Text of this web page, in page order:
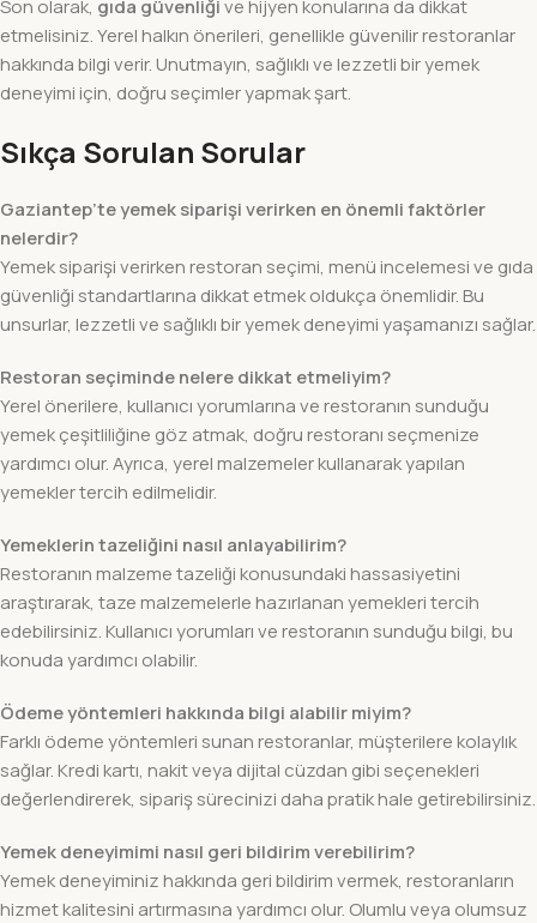
Son olarak, gıda güvenliğive hijyen konularına da dikkat
etmelisiniz. Yerel halkın önerileri, genellikle güvenilir restoranlar
hakkında bilgi verir. Unutmayın, sağlıklı ve lezzetli bir yemek
deneyimi için, doğru seçimler yapmak şart.
Sıkça Sorulan Sorular
Gaziantep’te yemek siparişi verirken en önemli faktörler
nelerdir?
Yemek siparişi verirken restoran seçimi, menü incelemesi ve gıda
güvenliği standartlarına dikkat etmek oldukça önemlidir. Bu
unsurlar, lezzetli ve sağlıklı bir yemek deneyimi yaşamanızı sağlar.
Restoran seçiminde nelere dikkat etmeliyim?
Yerel önerilere, kullanıcı yorumlarına ve restoranın sunduğu
yemek çeşitliliğine göz atmak, doğru restoranı seçmenize
yardımcı olur. Ayrıca, yerel malzemeler kullanarak yapılan
yemekler tercih edilmelidir.
Yemeklerin tazeliğini nasıl anlayabilirim?
Restoranın malzeme tazeliği konusundaki hassasiyetini
araştırarak, taze malzemelerle hazırlanan yemekleri tercih
edebilirsiniz. Kullanıcı yorumları ve restoranın sunduğu bilgi, bu
konuda yardımcı olabilir.
Ödeme yöntemleri hakkında bilgi alabilir miyim?
Farklı ödeme yöntemleri sunan restoranlar, müşterilere kolaylık
sağlar. Kredi kartı, nakit veya dijital cüzdan gibi seçenekleri
değerlendirerek, sipariş sürecinizi daha pratik hale getirebilirsiniz.
Yemek deneyimimi nasıl geri bildirim verebilirim?
Yemek deneyiminiz hakkında geri bildirim vermek, restoranların
hizmet kalitesini artırmasına yardımcı olur. Olumlu veya olumsuz